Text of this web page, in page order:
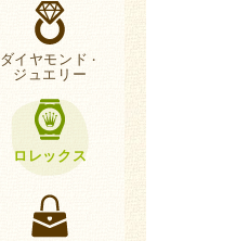
ダイヤモンド ・
ジュエリー
ロレックス